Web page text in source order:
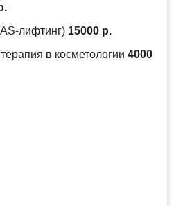
лифтинг) 15000 р.
в косметологии 4000